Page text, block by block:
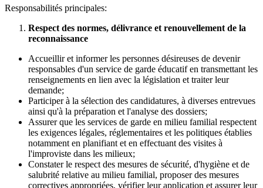
Responsabilités principales:
Respect des normes, délivrance et renouvellement de la
reconnaissance
Accueillir et informer les personnes désireuses de devenir
responsables d'un service de garde éducatif en transmettant les
renseignements en lien avec la législation et traiter leur
demande;
Participer à la sélection des candidatures, à diverses entrevues
ainsi qu'à la préparation et l'analyse des dossiers;
Assurer que les services de garde en milieu familial respectent
les exigences légales, réglementaires et les politiques établies
notamment en planifiant et en effectuant des visites à
l'improviste dans les milieux;
Constater le respect des mesures de sécurité, d'hygiène et de
salubrité relative au milieu familial, proposer des mesures
correctives appropriées, vérifier leur application et assurer leur